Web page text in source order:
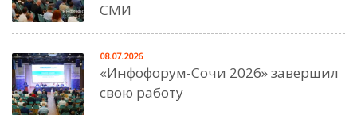
СМИ
«Инфофорум-Сочи 2026» завершил
свою работу
08.07.2026